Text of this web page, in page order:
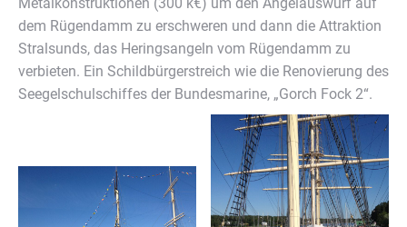
dem Rügendamm zu erschweren und dann die Attraktion
Stralsunds, das Heringsangeln vom Rügendamm zu
verbieten. Ein Schildbürgerstreich wie die Renovierung des
Seegelschulschiffes der Bundesmarine, „Gorch Fock 2“.